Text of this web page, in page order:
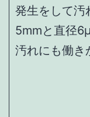
発生をして汚
5mmと直径
汚れにも働き